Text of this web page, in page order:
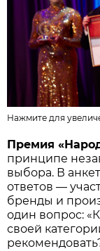
Нажмите для
Премия
принципе
выбора. В
ответов —
бренды и
один вопрос:
своей